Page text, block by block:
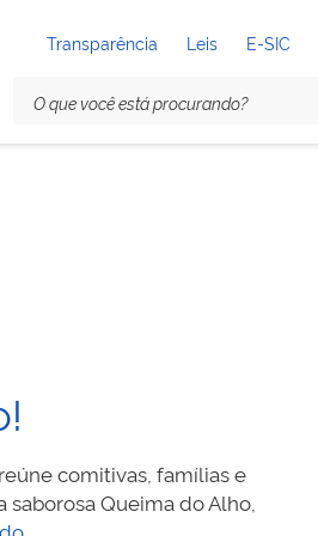
Transparência Leis E-SIC
comitivas, famílias e
Queima do Alho,
22